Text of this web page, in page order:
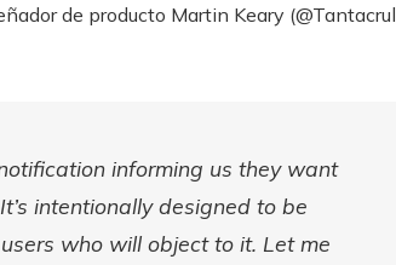
de producto Martin Keary (@Tantacrul
informing us they want
intentionally designed to be
who will object to it. Let me